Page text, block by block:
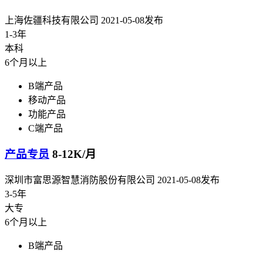
上海佐疆科技有限公司 2021-05-08发布
1-3年
本科
6个月以上
B端产品
移动产品
功能产品
C端产品
产品专员 8-12K/月
深圳市富思源智慧消防股份有限公司 2021-05-08发布
3-5年
大专
6个月以上
B端产品